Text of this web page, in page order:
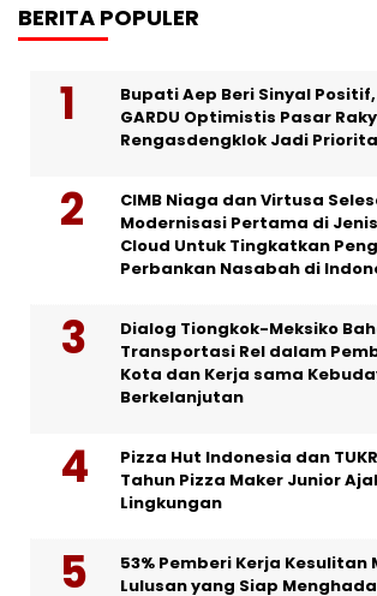
BERITA POPULER
Bupati Aep Beri Sinyal Positif,
GARDU Optimistis Pasar
Rengasdengklok Jadi
CIMB Niaga dan Virtusa
Modernisasi Pertama di
Cloud Untuk Tingkatkan
Perbankan Nasabah di
Dialog Tiongkok-Meksiko
Transportasi Rel dalam
Kota dan Kerja sama
Berkelanjutan
Pizza Hut Indonesia dan
Tahun Pizza Maker Junior
Lingkungan
53% Pemberi Kerja Kesulitan
Lulusan yang Siap